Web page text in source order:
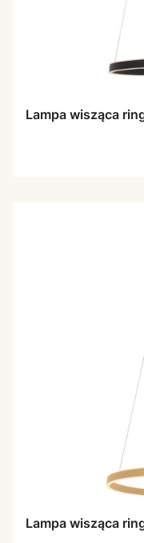
Lampa wisząca
Lampa wisząca